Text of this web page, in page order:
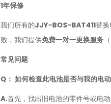
1年保修
我们所有的JJY-BOS-BAT411替
败，我们提供免费一对一更换服务
常见问题
Q： 如何检查此电池是否与我的电
A.首先，找出旧电池的零件号或电